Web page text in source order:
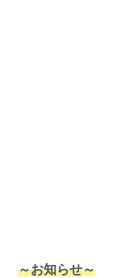
～お知らせ～